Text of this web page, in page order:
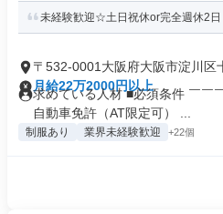
未経験歓迎☆土日祝休or完全週休2日
〒532-0001大阪府大阪市淀川区
月給22万2000円以上
求めている人材 ■必須条件 ￣￣
自動車免許（AT限定可） ...
制服あり 業界未経験歓迎 +22個